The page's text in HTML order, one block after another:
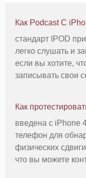
Как Podcast С
стандарт IPOD
легко слушать и
если вы хотите,
записывать свои
приложения
Как
введена с iPhone
телефон для
физических
что вы можете